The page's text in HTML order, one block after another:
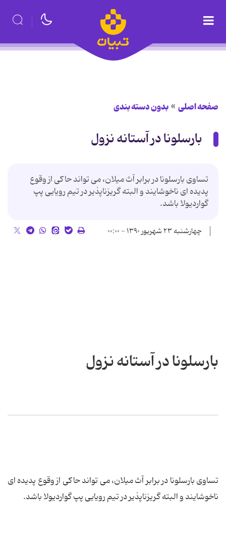
صفحه اصلی بدون دسته بندی
بارسلونا در آستانه نزول
تساوی بارسلونا در برابر آث میلان، می تواند حاکی از وقوع
پدیده ای ناخوشایند و البته گریزناپذیر در تیم رویایی پپ
گواردیولا باشد.
چهارشنبه ۲۳ شهریور ۱۳۹۰ - ۰۰:۰۰
بارسلونا در آستانه نزول
تساوی بارسلونا در برابر آث میلان، می تواند حاکی از وقوع پدیده ای
ناخوشایند و البته گریزناپذیر در تیم رویایی پپ گواردیولا باشد.